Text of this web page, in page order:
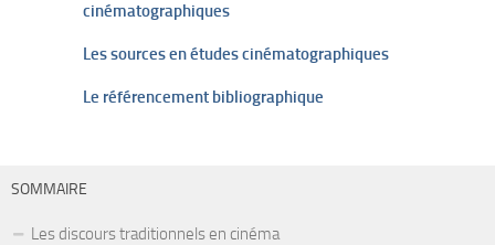
cinématographiques
Les sources en études cinématographiques
Le référencement bibliographique
SOMMAIRE
Les discours traditionnels en cinéma